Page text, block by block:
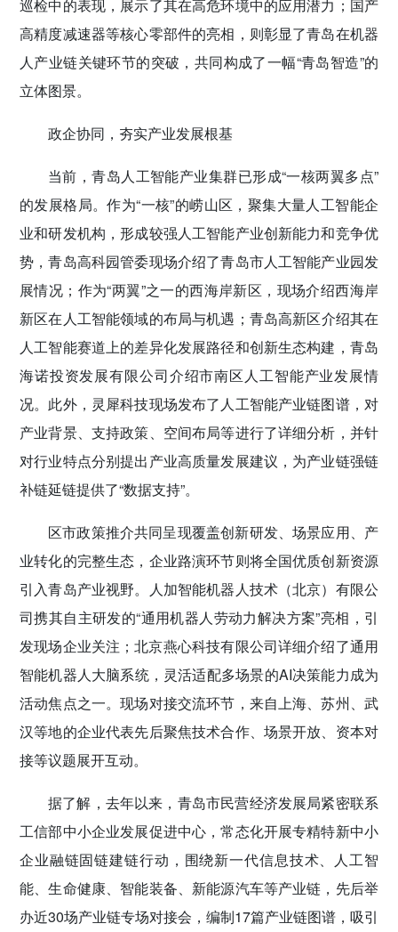
巡检中的表现，展示了其在高危环境中的应用潜力；国产
高精度减速器等核心零部件的亮相，则彰显了青岛在机器
人产业链关键环节的突破，共同构成了一幅“青岛智造”的
立体图景。
政企协同，夯实产业发展根基
当前，青岛人工智能产业集群已形成“一核两翼多点”
的发展格局。作为“一核”的崂山区，聚集大量人工智能企
业和研发机构，形成较强人工智能产业创新能力和竞争优
势，青岛高科园管委现场介绍了青岛市人工智能产业园发
展情况；作为“两翼”之一的西海岸新区，现场介绍西海岸
新区在人工智能领域的布局与机遇；青岛高新区介绍其在
人工智能赛道上的差异化发展路径和创新生态构建，青岛
海诺投资发展有限公司介绍市南区人工智能产业发展情
况。此外，灵犀科技现场发布了人工智能产业链图谱，对
产业背景、支持政策、空间布局等进行了详细分析，并针
对行业特点分别提出产业高质量发展建议，为产业链强链
补链延链提供了“数据支持”。
区市政策推介共同呈现覆盖创新研发、场景应用、产
业转化的完整生态，企业路演环节则将全国优质创新资源
引入青岛产业视野。人加智能机器人技术（北京）有限公
司携其自主研发的“通用机器人劳动力解决方案”亮相，引
发现场企业关注；北京燕心科技有限公司详细介绍了通用
智能机器人大脑系统，灵活适配多场景的AI决策能力成为
活动焦点之一。现场对接交流环节，来自上海、苏州、武
汉等地的企业代表先后聚焦技术合作、场景开放、资本对
接等议题展开互动。
据了解，去年以来，青岛市民营经济发展局紧密联系
工信部中小企业发展促进中心，常态化开展专精特新中小
企业融链固链建链行动，围绕新一代信息技术、人工智
能、生命健康、智能装备、新能源汽车等产业链，先后举
办近30场产业链专场对接会，编制17篇产业链图谱，吸引